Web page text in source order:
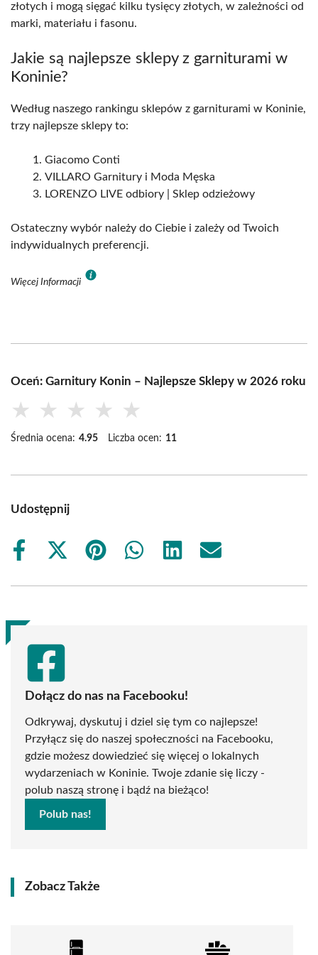
złotych i mogą sięgać kilku tysięcy złotych, w zależności od
marki, materiału i fasonu.
Jakie są najlepsze sklepy z garniturami w
Koninie?
Według naszego rankingu sklepów z garniturami w Koninie,
trzy najlepsze sklepy to:
Giacomo Conti
VILLARO Garnitury i Moda Męska
LORENZO LIVE odbiory | Sklep odzieżowy
Ostateczny wybór należy do Ciebie i zależy od Twoich
indywidualnych preferencji.
Więcej Informacji
Oceń: Garnitury Konin – Najlepsze Sklepy w 2026 roku
★ ★ ★ ★ ★
Średnia ocena: 4.95 Liczba ocen: 11
Udostępnij
Share
Share
(Twitter)
Share
Share
Share
Share
Dołącz do nas na Facebooku!
Odkrywaj, dyskutuj i dziel się tym co najlepsze!
Przyłącz się do naszej społeczności na Facebooku,
gdzie możesz dowiedzieć się więcej o lokalnych
wydarzeniach w Koninie. Twoje zdanie się liczy -
polub naszą stronę i bądź na bieżąco!
Polub nas!
Zobacz Także